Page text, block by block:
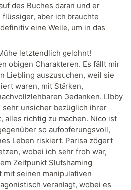
des Buches daran und er
aber ich brauchte
eine Weile, um in das
letztendlich gelohnt!
obigen Charakteren. Es fällt mir
Liebling auszusuchen, weil sie
waren, mit Stärken,
Gedanken. Libby
sehr unsicher bezüglich ihrer
alles richtig zu machen. Nico ist
so aufopferungsvoll,
Leben riskiert. Parisa zögert
wobei ich sehr froh war,
Zeitpunkt Slutshaming
mit seinen manipulativen
veranlagt, wobei es